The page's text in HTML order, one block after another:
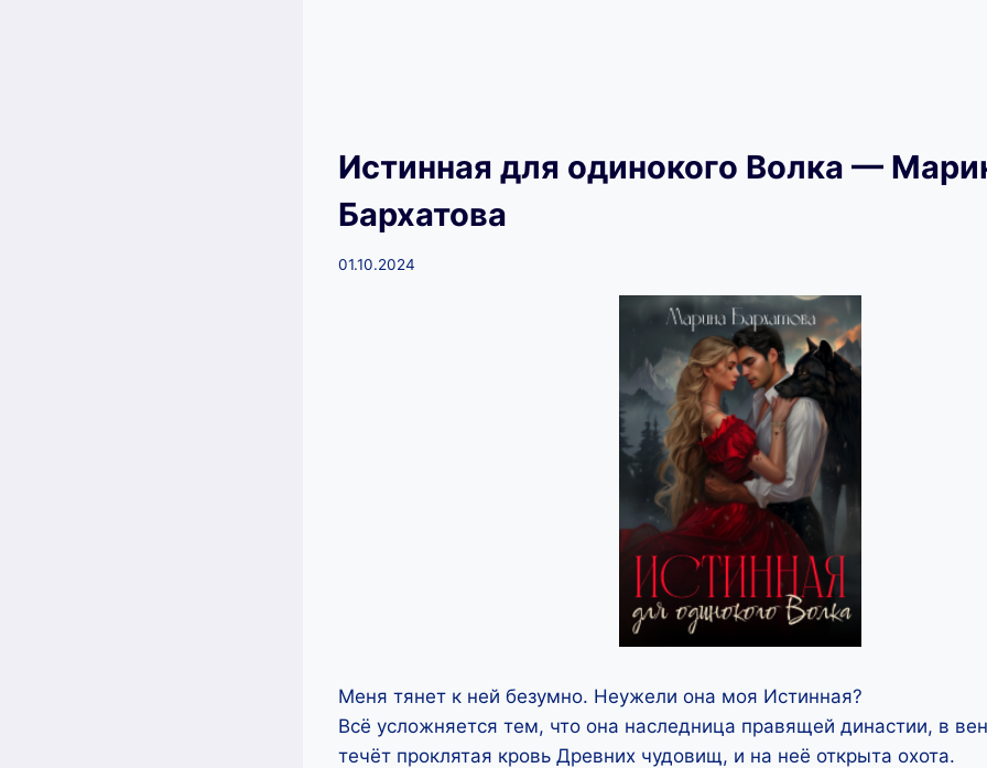
Истинная для одинокого Волка —
Бархатова
01.10.2024
Меня тянет к ней безумно. Неужели она моя Истинная?
Всё усложняется тем, что она наследница правящей династии, в
течёт проклятая кровь Древних чудовищ, и на неё открыта охота.